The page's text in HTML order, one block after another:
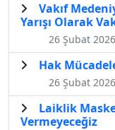
Vakıf
Yarışı Olarak
26 Şubat
Hak
26 Şubat
Laiklik
Vermeyeceğiz